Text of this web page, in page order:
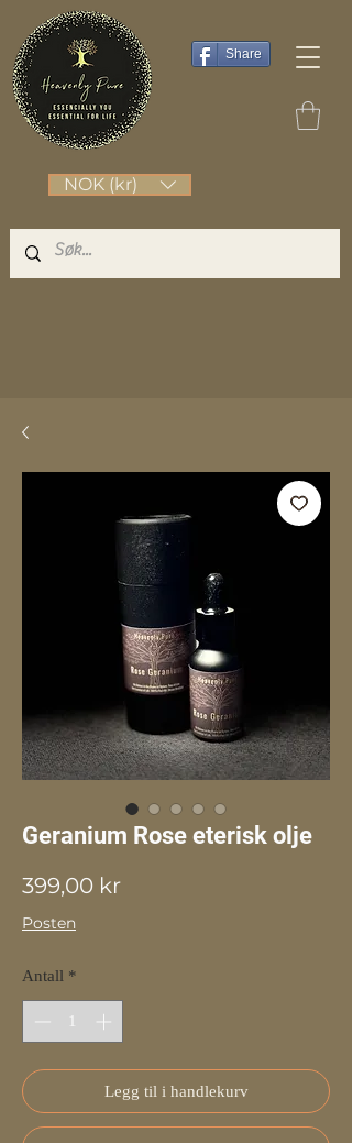
NOK (kr)
Share
Geranium Rose eterisk olje
399,00 krPris
Posten
Antall *
Legg til i handlekurv